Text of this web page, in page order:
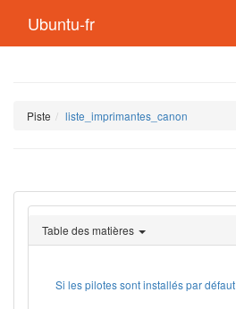
Ubuntu-fr
Piste liste_imprimantes_canon
Table des matières
Si les pilotes sont installés par défaut